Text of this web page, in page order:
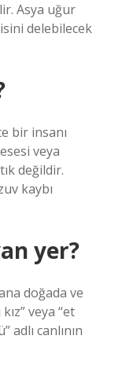
Asya uğur
delebilecek
bir insanı
veya
değildir.
kaybı
yer?
doğada ve
veya “et
canlının